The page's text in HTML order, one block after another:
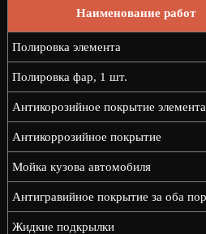
Наименование работ
Полировка элемента
Полировка фар, 1 шт.
Антикорозийное покрытие элемента
Антикоррозийное покрытие
Мойка кузова автомобиля
Антигравийное покрытие за оба
Жидкие подкрылки